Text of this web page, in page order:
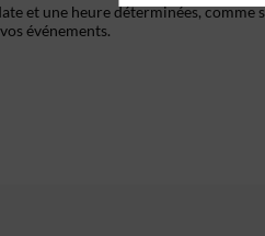
et une heure déterminées,
événements.